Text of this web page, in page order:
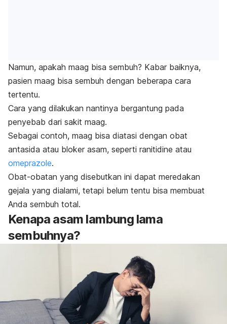
Namun, apakah maag bisa sembuh? Kabar baiknya,
pasien maag bisa sembuh dengan beberapa cara
tertentu.
Cara yang dilakukan nantinya bergantung pada
penyebab dari sakit maag.
Sebagai contoh, maag bisa diatasi dengan obat
antasida atau bloker asam, seperti ranitidine atau
omeprazole.
Obat-obatan yang disebutkan ini dapat meredakan
gejala yang dialami, tetapi belum tentu bisa membuat
Anda sembuh total.
Kenapa asam lambung lama
sembuhnya?